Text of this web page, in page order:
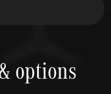
options